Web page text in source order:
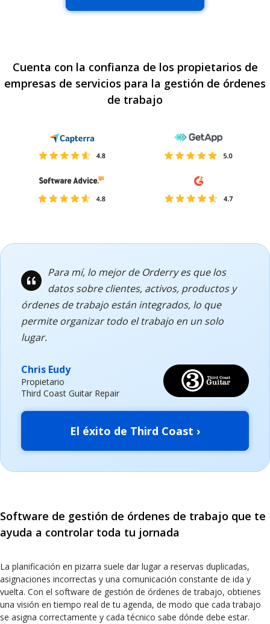
Cuenta con la confianza de los propietarios de
empresas de servicios para la gestión de órdenes
de trabajo
Para mí, lo mejor de Orderry es que los
datos sobre clientes, activos, productos y
órdenes de trabajo están integrados, lo que
permite organizar todo el trabajo en un solo
lugar.
Chris Eudy
Propietario
Third Coast Guitar Repair
El éxito de Third Coast ›
Software de gestión de órdenes de trabajo que te
ayuda a controlar toda tu jornada
La planificación en pizarra suele dar lugar a reservas duplicadas,
asignaciones incorrectas y una comunicación constante de ida y
vuelta. Con el software de gestión de órdenes de trabajo, obtienes
una visión en tiempo real de tu agenda, de modo que cada trabajo
se asigna correctamente y cada técnico sabe dónde debe estar.